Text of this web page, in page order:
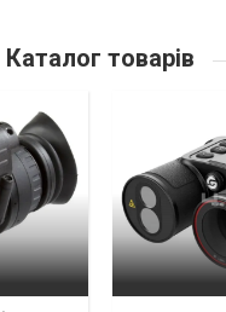
Каталог товарів